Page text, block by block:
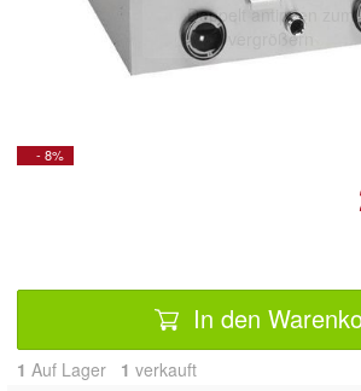
Doppelt antippen zum
vergrößern
- 8%
In den
1 Auf Lager 1 verkauft